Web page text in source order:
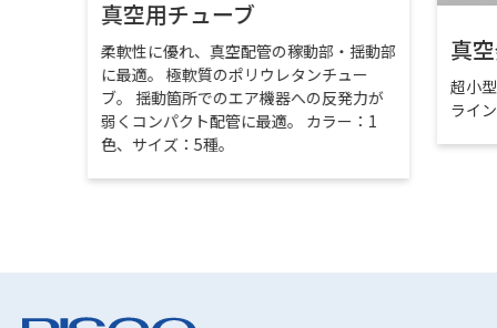
真空用チューブ
柔軟性に優れ、真空配管の稼動部・揺動部
に最適。 極軟質のポリウレタンチュー
ブ。 揺動箇所でのエア機器への反発力が
弱くコンパクト配管に最適。 カラー：1
色、サイズ：5種。
真
超小
ライ